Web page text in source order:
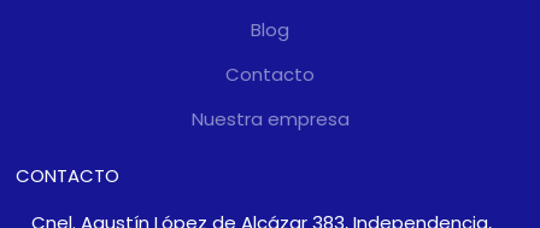
Blog
Contacto
Nuestra empresa
CONTACTO
Cnel. Agustín López de Alcázar 383, Independencia,